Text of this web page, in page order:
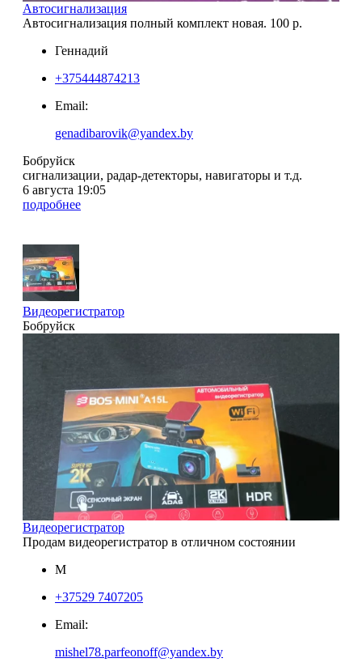
Автосигнализация
Автосигнализация полный комплект новая. 100 р.
Геннадий
+375444874213
Email:
genadibarovik@yandex.by
Бобруйск
сигнализации, радар-детекторы, навигаторы и т.д.
6 августа 19:05
подробнее
Видеорегистратор
Бобруйск
Видеорегистратор
Продам видеорегистратор в отличном состоянии
М
+37529 7407205
Email:
mishel78.parfeonoff@yandex.by